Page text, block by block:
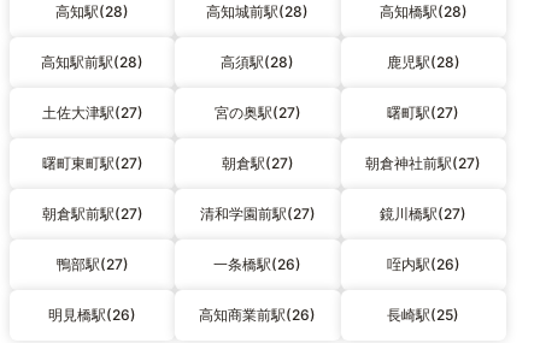
高知駅(28) 高知城前駅(28) 高知橋駅(28)
高知駅前駅(28) 高須駅(28) 鹿児駅(28)
土佐大津駅(27) 宮の奥駅(27) 曙町駅(27)
曙町東町駅(27) 朝倉駅(27) 朝倉神社前駅(27)
朝倉駅前駅(27) 清和学園前駅(27) 鏡川橋駅(27)
鴨部駅(27) 一条橋駅(26) 咥内駅(26)
明見橋駅(26) 高知商業前駅(26) 長崎駅(25)